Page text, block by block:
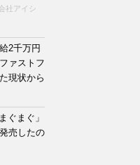
社アイシ
2千万円
ァストフ
現状から
ぐまぐ」
売したの